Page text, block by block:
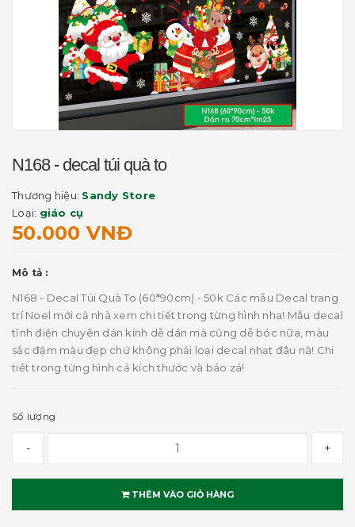
N168 - decal túi quà to
Thương hiệu: Sandy Store
Loại: giáo cụ
50.000 VNĐ
Mô tả :
N168 - Decal Túi Quà To (60*90cm) - 50k Các mẫu Decal trang
trí Noel mới cả nhà xem chi tiết trong từng hình nha! Mẫu decal
tĩnh điện chuyên dán kính dễ dán mà cũng dễ bóc nữa, màu
sắc đậm màu đẹp chứ không phải loại decal nhạt đâu nà! Chi
tiết trong từng hình cả kích thước và báo zá!
Số lượng
- +
THÊM VÀO GIỎ HÀNG